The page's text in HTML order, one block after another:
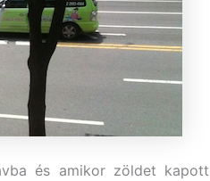
és amikor zöldet kapott